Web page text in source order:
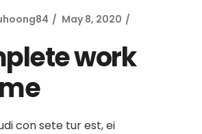
May 8, 2020
work
con sete tur est, ei